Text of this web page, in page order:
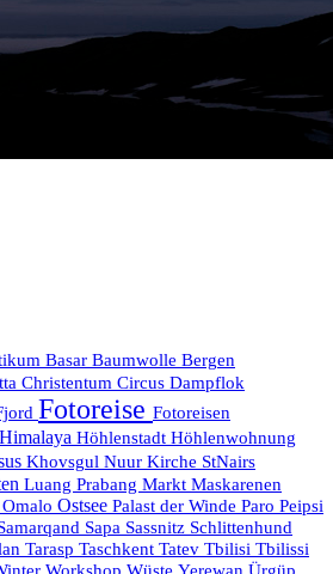
Basar Baumwolle Bergen
Christentum Circus Dampflok
Fotoreise Fotoreisen
Himalaya Höhlenstadt Höhlenwohnung
Khovsgul Nuur Kirche StNairs
Luang Prabang Markt Maskarenen
Omalo Ostsee Palast der Winde Paro Peipsi
Sapa Sassnitz Schlittenhund
Tarasp Taschkent Tatev Tbilisi Tbilissi